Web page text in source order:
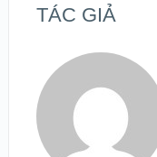
TÁC GIẢ